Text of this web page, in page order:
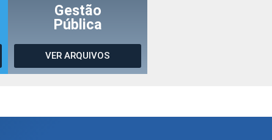
Gestão
Pública
VER ARQUIVOS